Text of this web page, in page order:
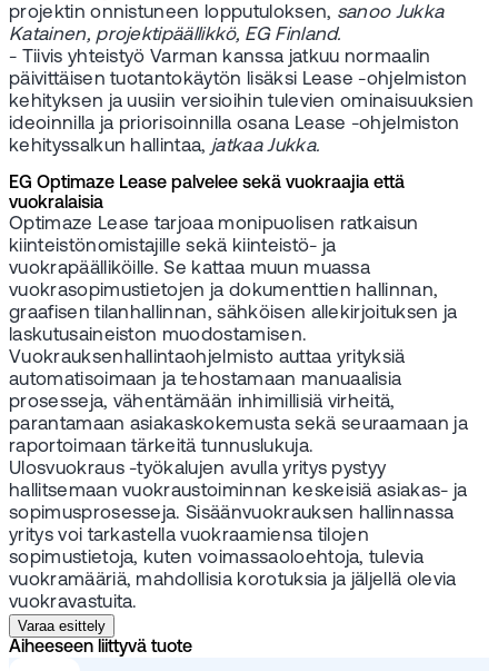
projektin onnistuneen lopputuloksen, sanoo Jukka
Katainen, projektipäällikkö, EG Finland.
- Tiivis yhteistyö Varman kanssa jatkuu normaalin
päivittäisen tuotantokäytön lisäksi Lease -ohjelmiston
kehityksen ja uusiin versioihin tulevien ominaisuuksien
ideoinnilla ja priorisoinnilla osana Lease -ohjelmiston
kehityssalkun hallintaa, jatkaa Jukka.
EG Optimaze Lease palvelee sekä vuokraajia että
vuokralaisia
Optimaze Lease tarjoaa monipuolisen ratkaisun
kiinteistönomistajille sekä kiinteistö- ja
vuokrapäälliköille. Se kattaa muun muassa
vuokrasopimustietojen ja dokumenttien hallinnan,
graafisen tilanhallinnan, sähköisen allekirjoituksen ja
laskutusaineiston muodostamisen.
Vuokrauksenhallintaohjelmisto auttaa yrityksiä
automatisoimaan ja tehostamaan manuaalisia
prosesseja, vähentämään inhimillisiä virheitä,
parantamaan asiakaskokemusta sekä seuraamaan ja
raportoimaan tärkeitä tunnuslukuja.
Ulosvuokraus -työkalujen avulla yritys pystyy
hallitsemaan vuokraustoiminnan keskeisiä asiakas- ja
sopimusprosesseja. Sisäänvuokrauksen hallinnassa
yritys voi tarkastella vuokraamiensa tilojen
sopimustietoja, kuten voimassaoloehtoja, tulevia
vuokramääriä, mahdollisia korotuksia ja jäljellä olevia
vuokravastuita.
Varaa esittely
Aiheeseen liittyvä tuote